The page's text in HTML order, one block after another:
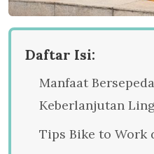
Daftar Isi:
Manfaat
Keberlanjutan
Tips Bike to Work